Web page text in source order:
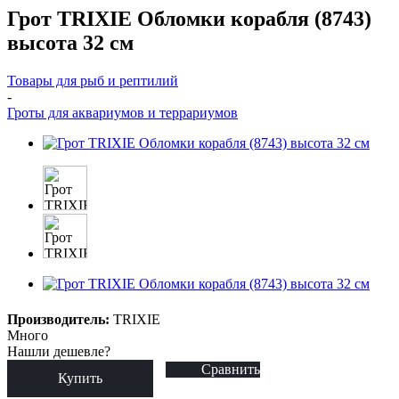
Грот TRIXIE Обломки корабля (8743)
высота 32 см
Товары для рыб и рептилий
-
Гроты для аквариумов и террариумов
Производитель: TRIXIE
Много
Нашли дешевле?
Купить
Сравнить